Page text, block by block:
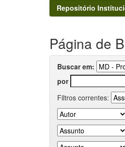
Repositório
Página de
Buscar em:
por
Filtros correntes: